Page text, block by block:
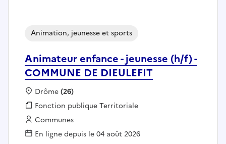
Animateur enfance - jeunesse (h/f) -
COMMUNE DE DIEULEFIT
Animation, jeunesse et sports
Localisation :
Drôme(26)
Fonction publique :
Fonction publique Territoriale
Employeur :
Communes
En ligne depuis le 04 août 2026